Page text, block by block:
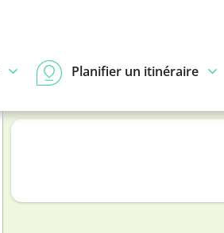
Planifier un itinéraire